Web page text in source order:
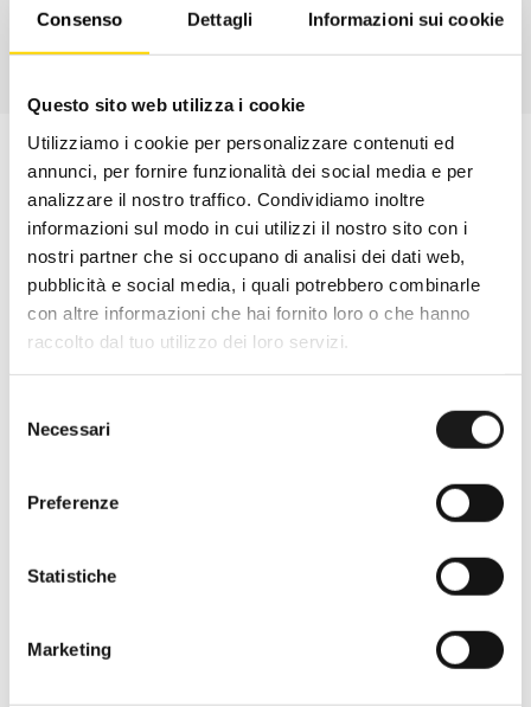
Consenso Dettagli Informazioni sui cookie
Questo sito web utilizza i cookie
Utilizziamo i cookie per personalizzare contenuti ed
annunci, per fornire funzionalità dei social media e per
analizzare il nostro traffico. Condividiamo inoltre
informazioni sul modo in cui utilizzi il nostro sito con i
nostri partner che si occupano di analisi dei dati web,
pubblicità e social media, i quali potrebbero combinarle
con altre informazioni che hai fornito loro o che hanno
raccolto dal tuo utilizzo dei loro servizi.
delNecessari
Preferenze
Statistiche
Marketing
Nato nel 1990 con il nome di Rifugio
per amanti dell’outdoor a Roma e nel
l’acquisto un’esperienza formativa e